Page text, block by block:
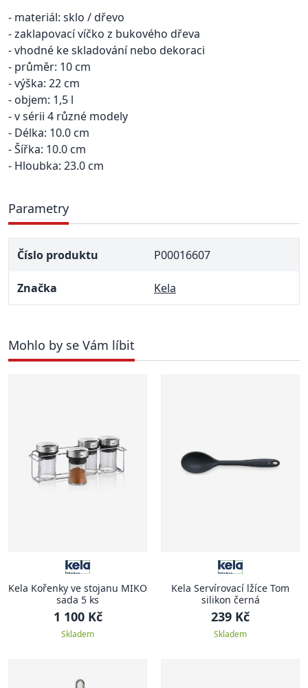
- materiál: sklo / dřevo
- zaklapovací víčko z bukového dřeva
- vhodné ke skladování nebo dekoraci
- průměr: 10 cm
- výška: 22 cm
- objem: 1,5 l
- v sérii 4 různé modely
- Délka: 10.0 cm
- Šířka: 10.0 cm
- Hloubka: 23.0 cm
Parametry
Číslo produktu P00016607
Značka Kela
Mohlo by se Vám líbit
Kela Kořenky ve stojanu MIKO
sada 5 ks
1 100 Kč
Skladem
Kela Servírovací lžíce Tom
silikon černá
239 Kč
Skladem